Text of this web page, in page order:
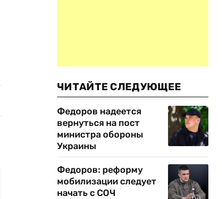
ЧИТАЙТЕ СЛЕДУЮЩЕЕ
Федоров надеется
вернуться на пост
министра обороны
Украины
Федоров: реформу
мобилизации следует
начать с СОЧ